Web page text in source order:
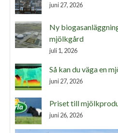
juni 27, 2026
Ny
mjölkgård
juli 1, 2026
Så kan du väga en
juni 27, 2026
Priset till
juni 26, 2026